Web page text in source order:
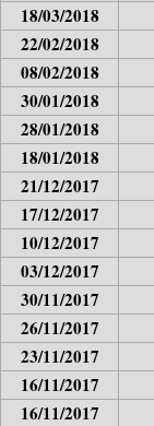
18/03/2018
22/02/2018
08/02/2018
30/01/2018
28/01/2018
18/01/2018
21/12/2017
17/12/2017
10/12/2017
03/12/2017
30/11/2017
26/11/2017
23/11/2017
16/11/2017
16/11/2017